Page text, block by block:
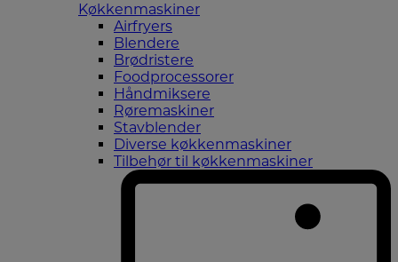
Køkkenmaskiner
Airfryers
Blendere
Brødristere
Foodprocessorer
Håndmiksere
Røremaskiner
Stavblender
Diverse køkkenmaskiner
Tilbehør til køkkenmaskiner